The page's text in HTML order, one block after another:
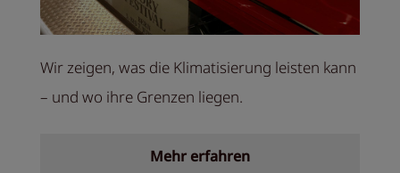
Wir zeigen, was die Klimatisierung leisten kann
– und wo ihre Grenzen liegen.
Mehr erfahren